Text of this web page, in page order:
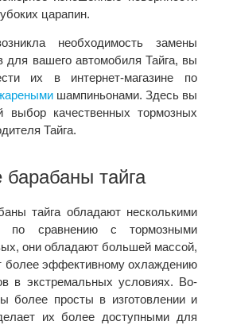
царапин.
необходимость замены
для вашего автомобиля Тайга, вы
их в интернет-магазине по
шампиньонами. Здесь вы
выбор качественных тормозных
Тайга.
тайга
тайга обладают несколькими
по сравнению с тормозными
они обладают большей массой,
более эффективному охлаждению
в экстремальных условиях. Во-
более просты в изготовлении и
их более доступными для